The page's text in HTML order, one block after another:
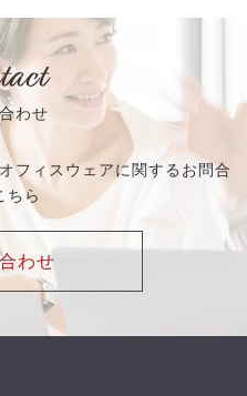
わせ
フィスウェアに関するお問合
ちら
わせ